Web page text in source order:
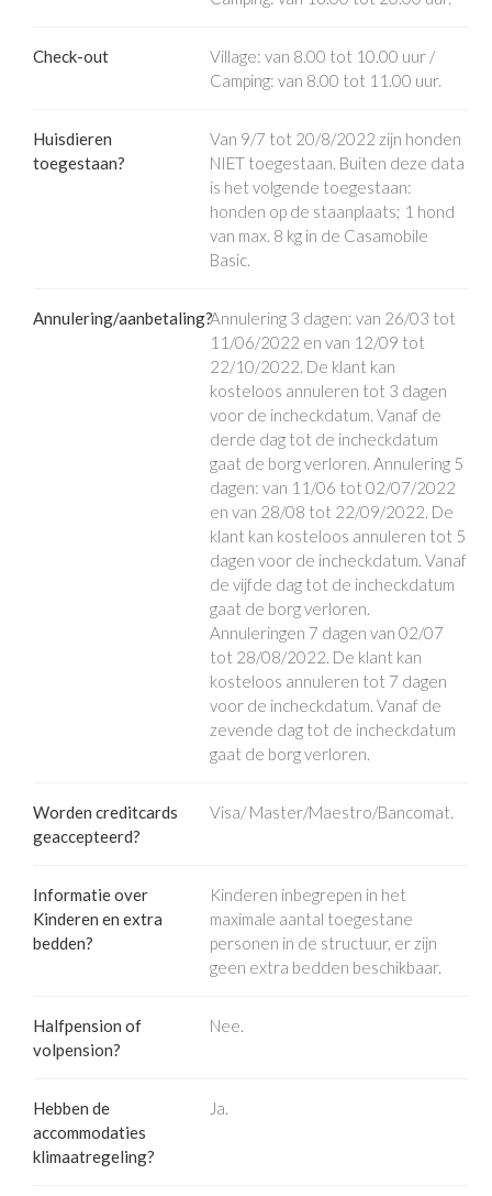
Check-out
Village: van 8.00 tot 10.00 uur /
Camping: van 8.00 tot 11.00 uur.
Huisdieren
toegestaan?
Van 9/7 tot 20/8/2022 zijn honden
NIET toegestaan. Buiten deze data
is het volgende toegestaan:
honden op de staanplaats; 1 hond
van max. 8 kg in de Casamobile
Basic.
Annulering/aanbetaling?Annulering 3 dagen: van 26/03 tot
11/06/2022 en van 12/09 tot
22/10/2022. De klant kan
kosteloos annuleren tot 3 dagen
voor de incheckdatum. Vanaf de
derde dag tot de incheckdatum
gaat de borg verloren. Annulering 5
dagen: van 11/06 tot 02/07/2022
en van 28/08 tot 22/09/2022. De
klant kan kosteloos annuleren tot 5
dagen voor de incheckdatum. Vanaf
de vijfde dag tot de incheckdatum
gaat de borg verloren.
Annuleringen 7 dagen van 02/07
tot 28/08/2022. De klant kan
kosteloos annuleren tot 7 dagen
voor de incheckdatum. Vanaf de
zevende dag tot de incheckdatum
gaat de borg verloren.
Worden creditcards
geaccepteerd?
Visa/ Master/Maestro/Bancomat.
Informatie over
Kinderen en extra
bedden?
Kinderen inbegrepen in het
maximale aantal toegestane
personen in de structuur, er zijn
geen extra bedden beschikbaar.
Halfpension of
volpension?
Nee.
Hebben de
accommodaties
klimaatregeling?
Ja.